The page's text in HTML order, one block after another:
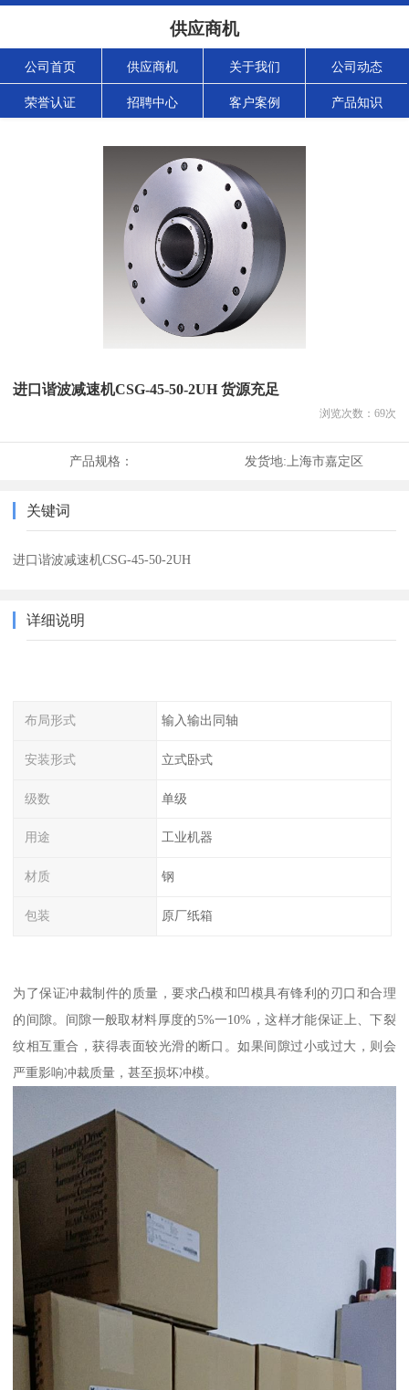
供应商机
公司首页 供应商机 关于我们 公司动态
荣誉认证 招聘中心 客户案例 产品知识
进口谐波减速机CSG-45-50-2UH 货源充足
浏览次数： 69次
产品规格： 发货地: 上海市嘉定区
关键词
进口谐波减速机CSG-45-50-2UH
详细说明
布局形式 输入输出同轴
安装形式 立式卧式
级数 单级
用途 工业机器
材质 钢
包装 原厂纸箱
为了保证冲裁制件的质量，要求凸模和凹模具有锋利的刃口和合理
的间隙。间隙一般取材料厚度的5%一10%，这样才能保证上、下裂
纹相互重合，获得表面较光滑的断口。如果间隙过小或过大，则会
严重影响冲裁质量，甚至损坏冲模。